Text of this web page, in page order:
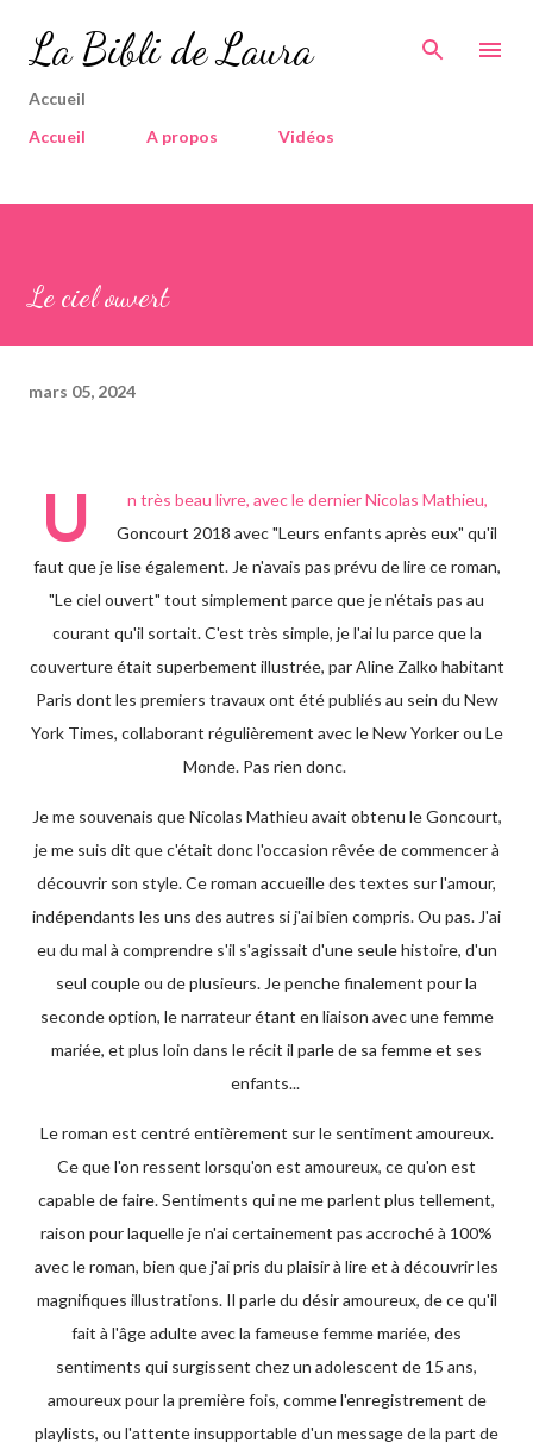
Accéder au contenu principal
La Bibli de Laura
Accueil
Accueil
A propos Vidéos
Le ciel ouvert
mars 05, 2024
U
n très beau livre, avec le dernier Nicolas Mathieu,
Goncourt 2018 avec "Leurs enfants après eux" qu'il
faut que je lise également. Je n'avais pas prévu de lire ce roman,
"Le ciel ouvert" tout simplement parce que je n'étais pas au
courant qu'il sortait. C'est très simple, je l'ai lu parce que la
couverture était superbement illustrée, par Aline Zalko habitant
Paris dont les premiers travaux ont été publiés au sein du New
York Times, collaborant régulièrement avec le New Yorker ou Le
Monde. Pas rien donc.
Je me souvenais que Nicolas Mathieu avait obtenu le Goncourt,
je me suis dit que c'était donc l'occasion rêvée de commencer à
découvrir son style. Ce roman accueille des textes sur l'amour,
indépendants les uns des autres si j'ai bien compris. Ou pas. J'ai
eu du mal à comprendre s'il s'agissait d'une seule histoire, d'un
seul couple ou de plusieurs. Je penche finalement pour la
seconde option, le narrateur étant en liaison avec une femme
mariée, et plus loin dans le récit il parle de sa femme et ses
enfants...
Le roman est centré entièrement sur le sentiment amoureux.
Ce que l'on ressent lorsqu'on est amoureux, ce qu'on est
capable de faire. Sentiments qui ne me parlent plus tellement,
raison pour laquelle je n'ai certainement pas accroché à 100%
avec le roman, bien que j'ai pris du plaisir à lire et à découvrir les
magnifiques illustrations. Il parle du désir amoureux, de ce qu'il
fait à l'âge adulte avec la fameuse femme mariée, des
sentiments qui surgissent chez un adolescent de 15 ans,
amoureux pour la première fois, comme l'enregistrement de
playlists, ou l'attente insupportable d'un message de la part de